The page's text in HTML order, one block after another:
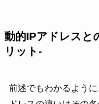
動的IPアドレスと
リット-
前述でもわかるよう